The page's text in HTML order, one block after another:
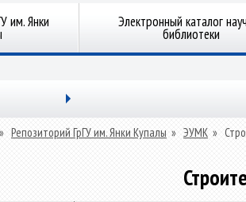
им. Янки Электронный каталог
библиотеки
» Репозиторий ГрГУ им. Янки Купалы » ЭУМК »